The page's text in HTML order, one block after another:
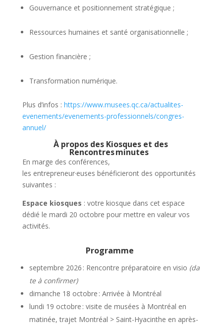
Gouvernance et positionnement stratégique ;
Ressources humaines et santé organisationnelle ;
Gestion financière ;
Transformation numérique.
Plus d’infos : https://www.musees.qc.ca/actualites-
evenements/evenements-professionnels/congres-
annuel/
À propos des Kiosques et des
Rencontres minutes
En marge des conférences,
les entrepreneur·euses bénéficieront des opportunités
suivantes :
Espace kiosques : votre kiosque dans cet espace
dédié le mardi 20 octobre pour mettre en valeur vos
activités.
Programme
septembre 2026 : Rencontre préparatoire en visio (da
te à confirmer)
dimanche 18 octobre : Arrivée à Montréal
lundi 19 octobre : visite de musées à Montréal en
matinée, trajet Montréal > Saint-Hyacinthe en après-